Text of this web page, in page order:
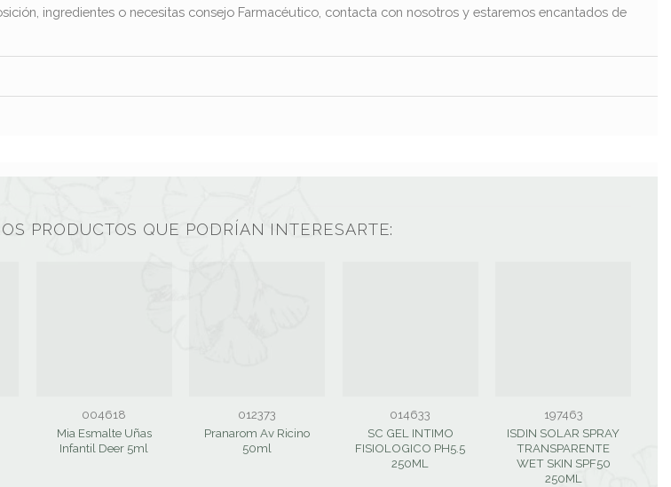
ingredientes o necesitas consejo Farmacéutico, contacta con nosotros y estaremos encantados de
PRODUCTOS QUE PODRÍAN INTERESARTE:
004618
Mia Esmalte Uñas
Infantil Deer 5ml
012373
Pranarom Av Ricino
50ml
014633
SC GEL INTIMO
FISIOLOGICO PH5.5
250ML
197463
ISDIN SOLAR SPRAY
TRANSPARENTE
WET SKIN SPF50
250ML